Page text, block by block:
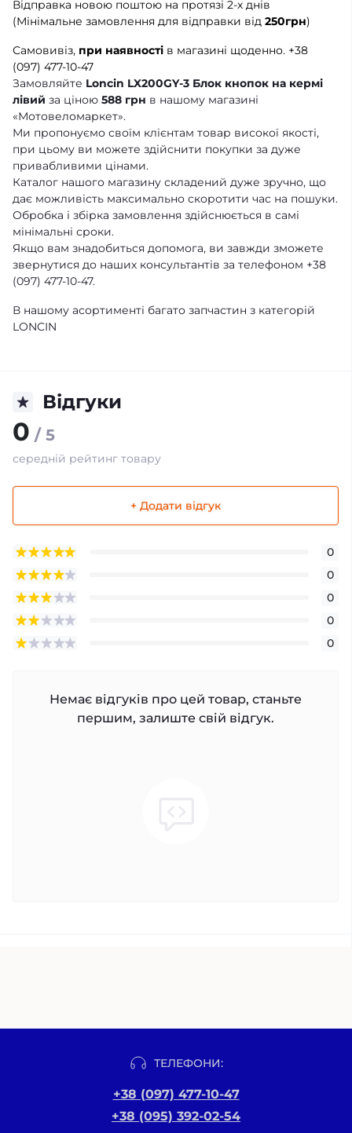
Відправка новою поштою на протязі 2-х днів
(Мінімальне замовлення для відправки від 250грн)
Самовивіз, при наявності в магазині щоденно. +38
(097) 477-10-47
Замовляйте Loncin LX200GY-3 Блок кнопок на кермі
лівий за ціною 588 грн в нашому магазині
«Мотовеломаркет».
Ми пропонуємо своїм клієнтам товар високої якості,
при цьому ви можете здійснити покупки за дуже
привабливими цінами.
Каталог нашого магазину складений дуже зручно, що
дає можливість максимально скоротити час на пошуки.
Обробка і збірка замовлення здійснюється в самі
мінімальні сроки.
Якщо вам знадобиться допомога, ви завжди зможете
звернутися до наших консультантів за телефоном +38
(097) 477-10-47.
В нашому асортименті багато запчастин з категорій
LONCIN
Відгуки
0 / 5
середній рейтинг товару
+ Додати відгук
0
0
0
0
0
Немає відгуків про цей товар, станьте
першим, залиште свій відгук.
ТЕЛЕФОНИ:
+38 (097) 477-10-47
+38 (095) 392-02-54